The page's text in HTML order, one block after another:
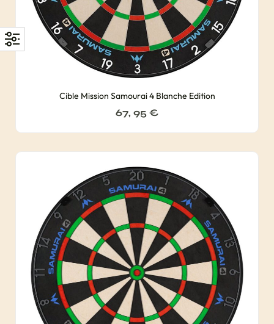
Cible Mission Samourai 4 Blanche Edition
67, 95 €